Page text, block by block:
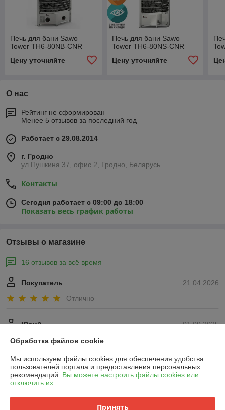
Печь для бани Sawo
Tower TH6-80NB-CNR
Цену уточняйте
Печь для бани Sawo
Tower TH6-80NS-CNR
Цену уточняйте
О нас
Рейтинг не сформирован
Менее 5 отзывов за последний год
Работает с 29.08.2014
г. Гродно
ул.Пушкина 37, офис 2, Гродно, Беларусь
Контакты
Сегодня работает с 09:00 до 18:00
Показать весь график работы
Отзывы о магазине
16 отзывов за всё время
21.04.2026
Покупатель
Отлично
01.09.2025
Юрий
Отлично
Показать все отзывы
Обработка файлов cookie
Мы используем файлы cookies для обеспечения удобства
пользователей портала и предоставления персональных
рекомендаций. Вы можете настроить файлы cookies или
отключить их.
Принять